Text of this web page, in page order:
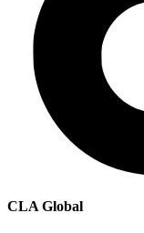
CLA Global